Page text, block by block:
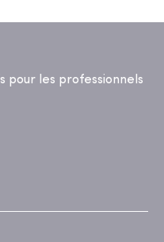
pour les professionnels